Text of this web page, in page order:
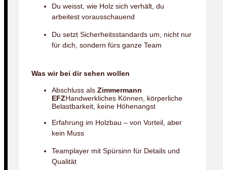
Du weisst, wie Holz sich verhält, du
arbeitest vorausschauend
Du setzt Sicherheitsstandards um, nicht nur
für dich, sondern fürs ganze Team
Was wir bei dir sehen wollen
Abschluss als Zimmermann
EFZHandwerkliches Können, körperliche
Belastbarkeit, keine Höhenangst
Erfahrung im Holzbau – von Vorteil, aber
kein Muss
Teamplayer mit Spürsinn für Details und
Qualität